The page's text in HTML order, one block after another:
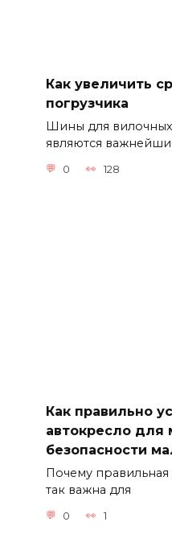
Как увеличить
погрузчика
Шины для
являются
0 128
Как правильно
автокресло для
безопасности
Почему правильная
так важна для
0 1